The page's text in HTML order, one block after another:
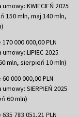
KWIECIEŃ 2025
150 mln, maj 140 mln,
000 000,00 PLN
LIPIEC 2025
mln, sierpień 10 mln)
000 000,00 PLN
SIERPIEŃ 2025
60 mln)
783 051,21 PLN